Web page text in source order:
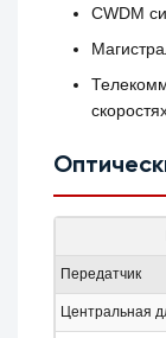
CWDM
Передатчик
Центральная